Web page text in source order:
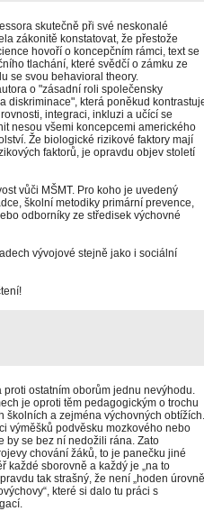
skutečně při své neskonalé
zákonitě konstatovat, že přestože
hovoří o koncepčním rámci, text se
tlachání, které svědčí o zámku ze
se svou behavioral theory.
o "zásadní roli společensky
diskriminace", která poněkud
integraci, inkluzi a učící se
nesou všemi koncepcemi amerického
Že biologické rizikové faktory mají
faktorů, je opravdu objev století
vůči MŠMT. Pro koho je uvedený
školní metodiky primární prevence,
odborníky ze středisek výchovné
vývojové stejně jako i sociální
ostatním oborům jednu nevýhodu.
je oproti těm pedagogickým o trochu
školních a zejména výchovných obtížích.
výměšků podvěsku mozkového nebo
by se bez ní nedožili rána. Zato
chování žáků, to je panečku jiné
každé sborovně a každý je „na to
tak strašný, že není „hoden úrovně
které si dalo tu práci s